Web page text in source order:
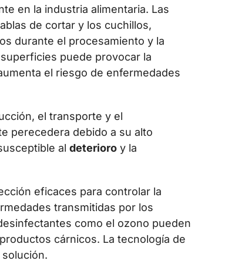
en la industria alimentaria. Las
de cortar y los cuchillos,
durante el procesamiento y la
puede provocar la
el riesgo de enfermedades
el transporte y el
perecedera debido a su alto
al deterioroy la
eficaces para controlar la
transmitidas por los
como el ozono pueden
cárnicos. La tecnología de